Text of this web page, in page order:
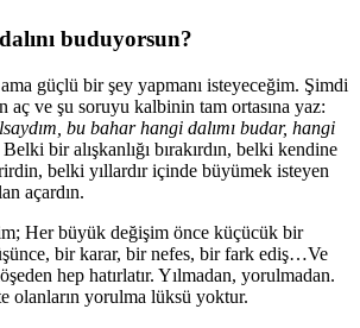
buduyorsun?
güçlü bir şey yapmanı isteyeceğim. Şimdi
aç ve şu soruyu kalbinin tam ortasına yaz:
bu bahar hangi dalımı budar, hangi
Belki bir alışkanlığı bırakırdın, belki kendine
belki yıllardır içinde büyümek isteyen
açardın.
Her büyük değişim önce küçücük bir
bir karar, bir nefes, bir fark ediş…Ve
hep hatırlatır. Yılmadan, yorulmadan.
olanların yorulma lüksü yoktur.